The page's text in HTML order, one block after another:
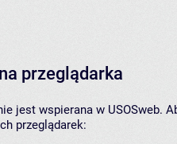
przeglądarka
jest wspierana w USOSweb.
przeglądarek: